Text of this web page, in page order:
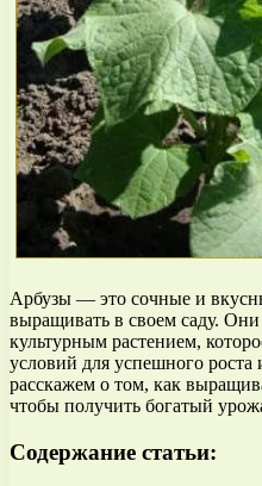
Арбузы — это сочные и
выращивать в своем саду.
культурным растением,
условий для успешного роста
расскажем о том, как
чтобы получить богатый
Содержание статьи: